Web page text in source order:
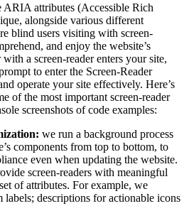
ARIA attributes (Accessible Rich
alongside various different
blind users visiting with screen-
and enjoy the website’s
a screen-reader enters your site,
to enter the Screen-Reader
operate your site effectively. Here’s
of the most important screen-reader
screenshots of code examples:
we run a background process
components from top to bottom, to
even when updating the website.
screen-readers with meaningful
of attributes. For example, we
labels; descriptions for actionable icons